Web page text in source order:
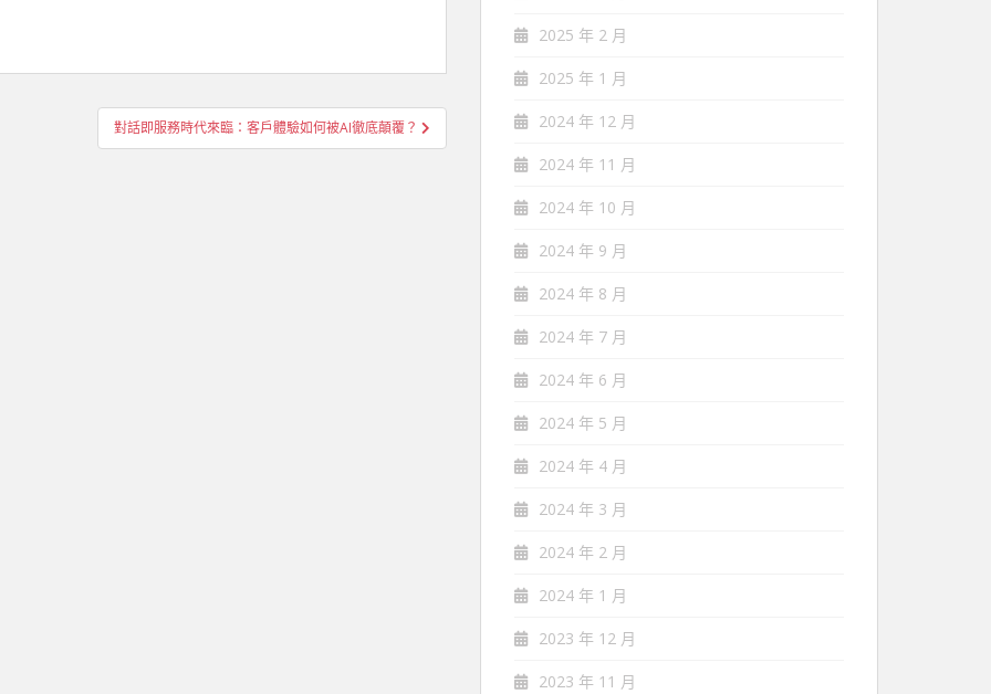
對話即服務時代來臨：客戶體驗如何被AI徹底顛覆？
2025 年 2 月
2025 年 1 月
2024 年 12 月
2024 年 11 月
2024 年 10 月
2024 年 9 月
2024 年 8 月
2024 年 7 月
2024 年 6 月
2024 年 5 月
2024 年 4 月
2024 年 3 月
2024 年 2 月
2024 年 1 月
2023 年 12 月
2023 年 11 月